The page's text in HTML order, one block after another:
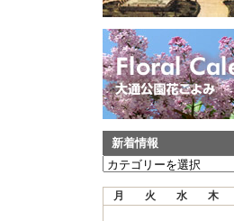
新着情報
新
月 火 水 木